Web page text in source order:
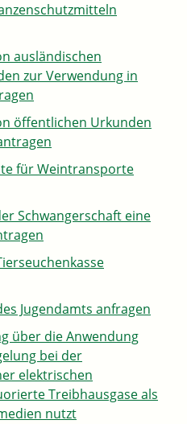
ausländischen
zur Verwendung in
öffentlichen Urkunden
für Weintransporte
Schwangerschaft eine
Jugendamts anfragen
über die Anwendung
bei der
elektrischen
Treibhausgase als
nutzt